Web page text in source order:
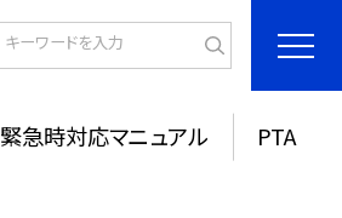
緊急時対応マニュアル PTA